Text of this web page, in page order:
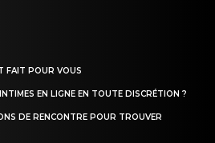
FAIT POUR VOUS
EN LIGNE EN TOUTE DISCRÉTION ?
DE RENCONTRE POUR TROUVER